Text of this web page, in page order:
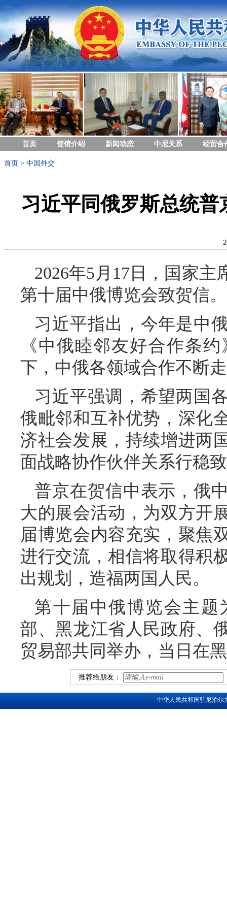
首页 使馆介绍 新闻动态 中尼关系 经贸合
首页 > 中国外交
习近平同俄罗斯总统
2026年5月17日，国家
第十届中俄博览会致贺信。
习近平指出，今年是中
《中俄睦邻友好合作条
下，中俄各领域合作不断
习近平强调，希望两国
俄毗邻和互补优势，深化
济社会发展，持续增进两
面战略协作伙伴关系行稳
普京在贺信中表示，俄
大的展会活动，为双方开
届博览会内容充实，聚焦
进行交流，相信将取得积
出规划，造福两国人民。
第十届中俄博览会主题
部、黑龙江省人民政府、
贸易部共同举办，当日在
推荐给朋友：
中华人民共和国驻尼泊尔